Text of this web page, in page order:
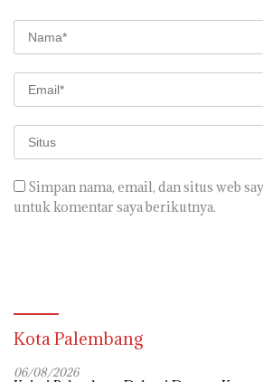
Simpan nama, email, dan situs web
untuk komentar saya berikutnya.
Kota Palembang
06/08/2026